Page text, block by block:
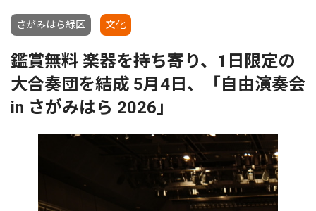
さがみはら緑区 文化
鑑賞無料 楽器を持ち寄り、1日限定の
大合奏団を結成 5月4日、「自由演奏会
in さがみはら 2026」